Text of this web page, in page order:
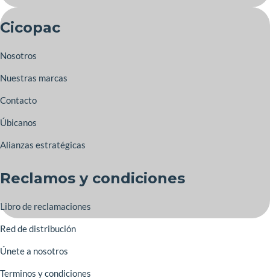
Cicopac
Nosotros
Nuestras marcas
Contacto
Úbicanos
Alianzas estratégicas
Reclamos y condiciones
Libro de reclamaciones
Red de distribución
Únete a nosotros
Terminos y condiciones